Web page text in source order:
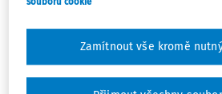
sníženou komunikační schopností
mateřským jazykem) či jinak
Zamítnout vše kromě